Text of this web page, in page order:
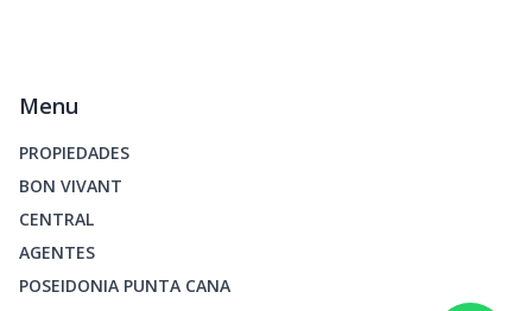
Menu
PROPIEDADES
BON VIVANT
CENTRAL
AGENTES
POSEIDONIA PUNTA CANA